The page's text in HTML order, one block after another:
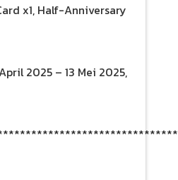
x1, Half-Anniversary
2025 – 13 Mei 2025,